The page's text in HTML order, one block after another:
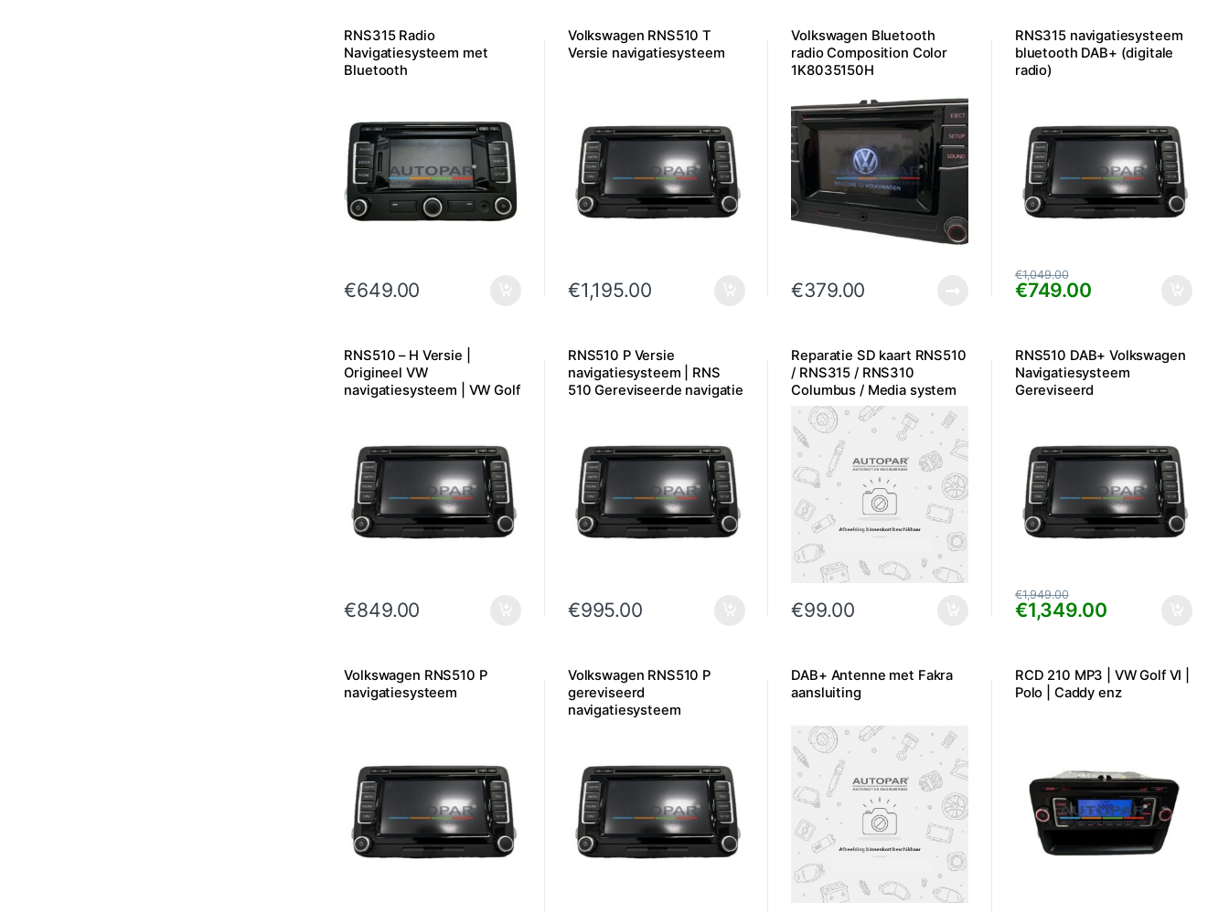
RNS315 Radio
Navigatiesysteem met
Bluetooth
€649.00
Volkswagen RNS510 T
Versie navigatiesysteem
€1,195.00
Volkswagen Bluetooth
radio Composition Color
1K8035150H
€379.00
RNS315 navigatiesysteem
bluetooth DAB+ (digitale
radio)
€749.00
€1,049.00
RNS510 – H Versie |
Origineel VW
navigatiesysteem | VW Golf
€849.00
RNS510 P Versie
navigatiesysteem | RNS
510 Gereviseerde navigatie
€995.00
Reparatie SD kaart RNS510
/ RNS315 / RNS310
Columbus / Media system
SD-kaart problemen
€99.00
RNS510 DAB+ Volkswagen
Navigatiesysteem
Gereviseerd
€1,349.00
€1,949.00
Volkswagen RNS510 P
navigatiesysteem
Volkswagen RNS510 P
gereviseerd
navigatiesysteem
DAB+ Antenne met Fakra
aansluiting
RCD 210 MP3 | VW Golf VI |
Polo | Caddy enz